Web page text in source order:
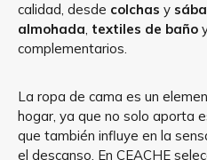
calidad, desde colchas y
almohada, textiles de baño
complementarios.
La ropa de cama es un
hogar, ya que no solo aporta
que también influye en la
el descanso. En CEACHE